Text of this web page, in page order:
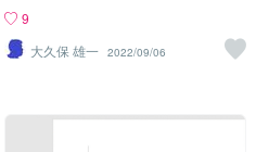
' Ｙ ' Co
nst HLQNWIDT = 25 'ひし形
幅 Const HLQNHEIG = 25
S = 6 '縦描画数 '--------------
9
大久保 雄一 2022/09/06